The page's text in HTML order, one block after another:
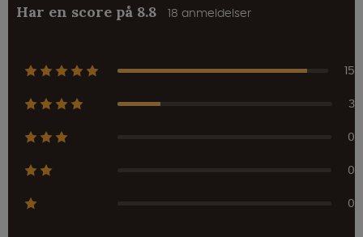
Har en score på 8.8 18 anmeldelser
15
3
0
0
0